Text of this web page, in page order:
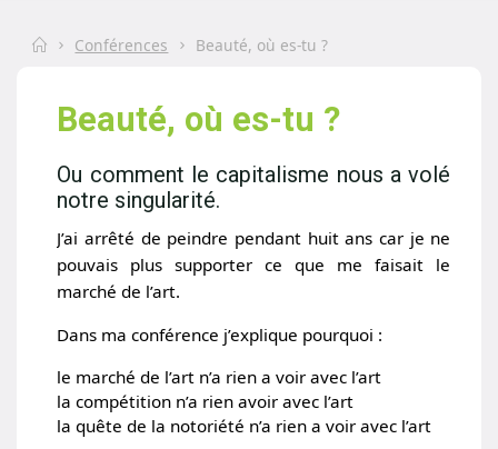
HomeConférences Beauté, où es-tu ?
Beauté, où es-tu ?
Ou comment le capitalisme nous a volé
notre singularité.
J’ai arrêté de peindre pendant huit ans car je ne
pouvais plus supporter ce que me faisait le
marché de l’art.
Dans ma conférence j’explique pourquoi :
le marché de l’art n’a rien a voir avec l’art
la compétition n’a rien avoir avec l’art
la quête de la notoriété n’a rien a voir avec l’art